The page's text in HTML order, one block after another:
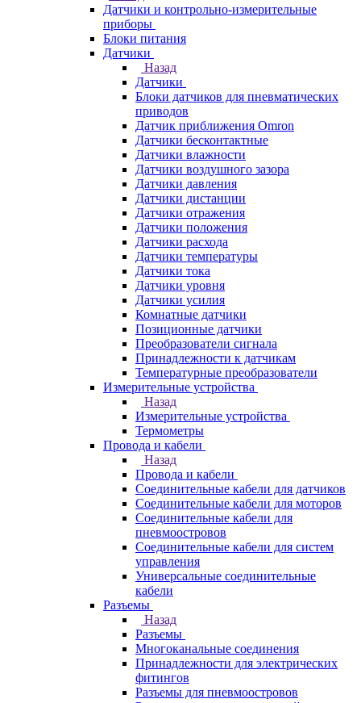
Датчики и контрольно-измерительные
приборы
Блоки питания
Датчики
Назад
Датчики
Блоки датчиков для пневматических
приводов
Датчик приближения Omron
Датчики бесконтактные
Датчики влажности
Датчики воздушного зазора
Датчики давления
Датчики дистанции
Датчики отражения
Датчики положения
Датчики расхода
Датчики температуры
Датчики тока
Датчики уровня
Датчики усилия
Комнатные датчики
Позиционные датчики
Преобразователи сигнала
Принадлежности к датчикам
Температурные преобразователи
Измерительные устройства
Назад
Измерительные устройства
Термометры
Провода и кабели
Назад
Провода и кабели
Соединительные кабели для датчиков
Соединительные кабели для моторов
Соединительные кабели для
пневмоостровов
Соединительные кабели для систем
управления
Универсальные соединительные
кабели
Разъемы
Назад
Разъемы
Многоканальные соединения
Принадлежности для электрических
фитингов
Разъемы для пневмоостровов